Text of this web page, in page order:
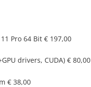
Pro 64 Bit € 197,00
drivers, CUDA) € 80,00
€ 38,00